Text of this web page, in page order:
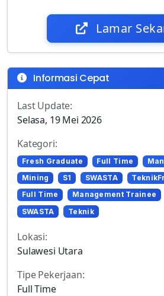
Lamar
Informasi Cepat
Last Update:
Selasa, 19 Mei 2026
Kategori:
Fresh Graduate Full Time
Mining
S1 SWASTA
Full Time
Management Trainee
SWASTA
Teknik
Lokasi:
Sulawesi Utara
Tipe Pekerjaan:
Full Time